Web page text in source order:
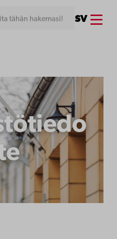
tähän hakemasi! SV Menu